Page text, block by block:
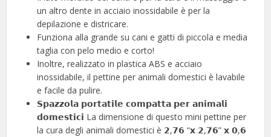
un altro dente in acciaio inossidabile è per la
depilazione e districare.
Funziona alla grande su cani e gatti di piccola e media
taglia con pelo medio e corto!
Inoltre, realizzato in plastica ABS e acciaio
inossidabile, il pettine per animali domestici è lavabile
e facile da pulire.
𝗦𝗽𝗮𝘇𝘇𝗼𝗹𝗮 𝗽𝗼𝗿𝘁𝗮𝘁𝗶𝗹𝗲 𝗰𝗼𝗺𝗽𝗮𝘁𝘁𝗮 𝗽𝗲𝗿 𝗮𝗻𝗶𝗺𝗮𝗹𝗶
𝗱𝗼𝗺𝗲𝘀𝘁𝗶𝗰𝗶 La dimensione di questo mini pettine per
la cura degli animali domestici è 𝟮,𝟳𝟲 “𝘅 𝟮,𝟳𝟲” 𝘅 𝟬,𝟲